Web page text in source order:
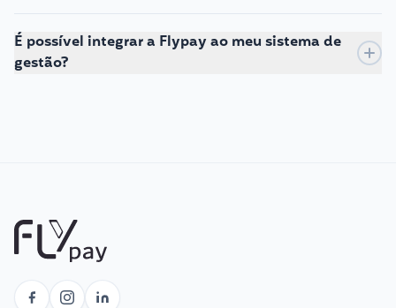
É possível integrar a Flypay ao meu sistema de
gestão?